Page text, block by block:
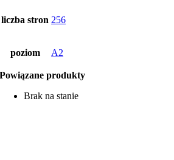
liczba stron 256
poziom A2
Powiązane produkty
Brak na stanie